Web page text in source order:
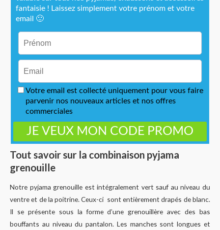
Tout savoir sur la combinaison pyjama
grenouille
Notre pyjama grenouille est intégralement vert sauf au niveau du
ventre et de la poitrine. Ceux-ci sont entièrement drapés de blanc.
Il se présente sous la forme d’une grenouillère avec des bas
bouffants au niveau du pantalon. Les manches sont longues et